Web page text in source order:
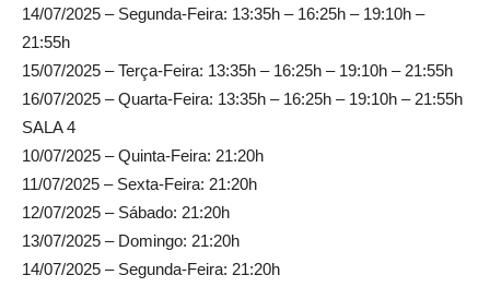
14/07/2025 – Segunda-Feira: 13:35h – 16:25h – 19:10h –
21:55h
15/07/2025 – Terça-Feira: 13:35h – 16:25h – 19:10h – 21:55h
16/07/2025 – Quarta-Feira: 13:35h – 16:25h – 19:10h – 21:55h
SALA 4
10/07/2025 – Quinta-Feira: 21:20h
11/07/2025 – Sexta-Feira: 21:20h
12/07/2025 – Sábado: 21:20h
13/07/2025 – Domingo: 21:20h
14/07/2025 – Segunda-Feira: 21:20h